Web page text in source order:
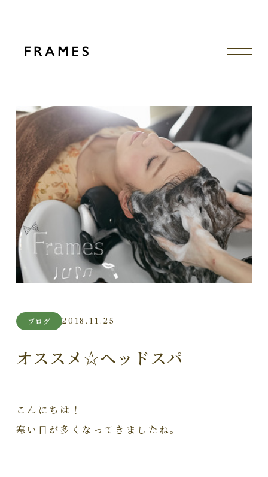
ブログ 2018.11.25
オススメ☆ヘッドスパ
こんにちは！
寒い日が多くなってきましたね。